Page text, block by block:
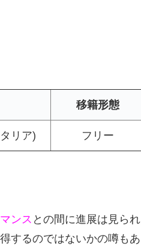
移籍形態
リア) フリー
ンス との間に進展は見られ
するのではないかの噂もあ